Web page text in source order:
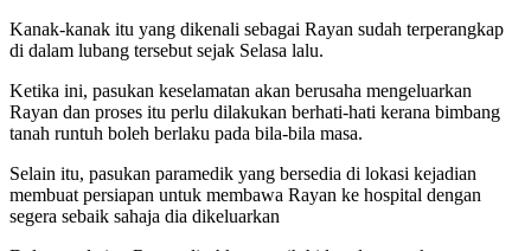
Kanak-kanak itu yang dikenali sebagai Rayan sudah terperangkap
di dalam lubang tersebut sejak Selasa lalu.
Ketika ini, pasukan keselamatan akan berusaha mengeluarkan
Rayan dan proses itu perlu dilakukan berhati-hati kerana bimbang
tanah runtuh boleh berlaku pada bila-bila masa.
Selain itu, pasukan paramedik yang bersedia di lokasi kejadian
membuat persiapan untuk membawa Rayan ke hospital dengan
segera sebaik sahaja dia dikeluarkan